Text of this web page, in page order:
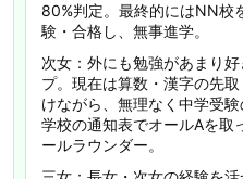
80%判定。最終的にはNN校
験・合格し、無事進学。
次女：外にも勉強があまり
プ。現在は算数・漢字の先
けながら、無理なく中学受
学校の通知表でオールAを取
ールラウンダー。